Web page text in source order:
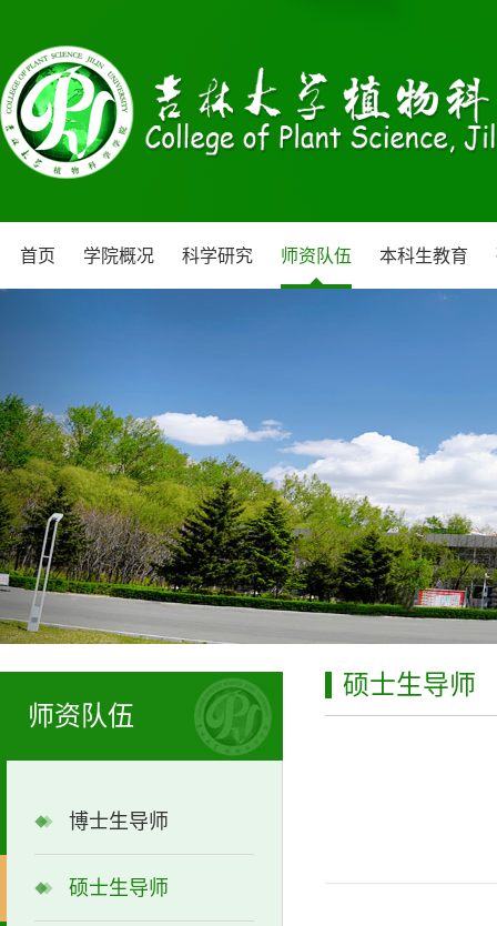
首页 学院概况 科学研究 师资队伍 本科生教育
师资队伍
博士生导师
硕士生导师
硕士生导师